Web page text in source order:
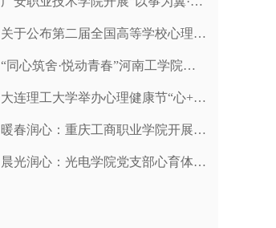
关于公布第二届全国高等学校心理健康教育微课征集展示活动结果的通知
“同心筑舍·悦动青春”河南工学院举办宿舍心理健康主题户外活动
大连理工大学举办心理健康节“心+科技”游园会活动
暖春润心：重庆工商职业学院开展积极心理培养系列活动
晨光润心：光电学院党支部心育体育融合实践